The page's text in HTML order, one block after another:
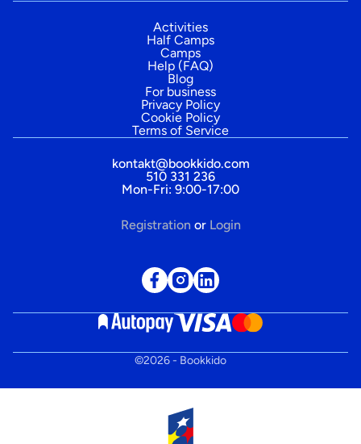
Activities
Half Camps
Camps
Help (FAQ)
Blog
For business
Privacy Policy
Cookie Policy
Terms of Service
kontakt@bookkido.com
510 331 236
Mon-Fri: 9:00-17:00
Registration or Login
©2026- Bookkido